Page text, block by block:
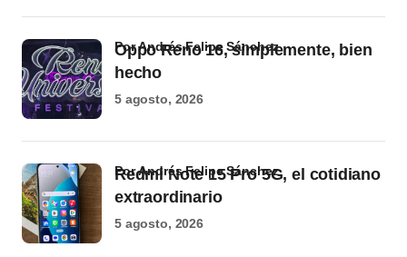
Oppo Reno 16, simplemente, bien
hecho
por Andrés Felipe Sánchez
5 agosto, 2026
Redmi Note 15 Pro 5G, el cotidiano
extraordinario
por Andrés Felipe Sánchez
5 agosto, 2026